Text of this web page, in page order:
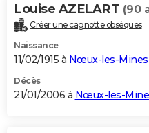
Louise AZELART (90
Créer une cagnotte obsèques
Naissance
11/02/1915 à Nœux-les-Mines
Décès
21/01/2006 à Nœux-les-